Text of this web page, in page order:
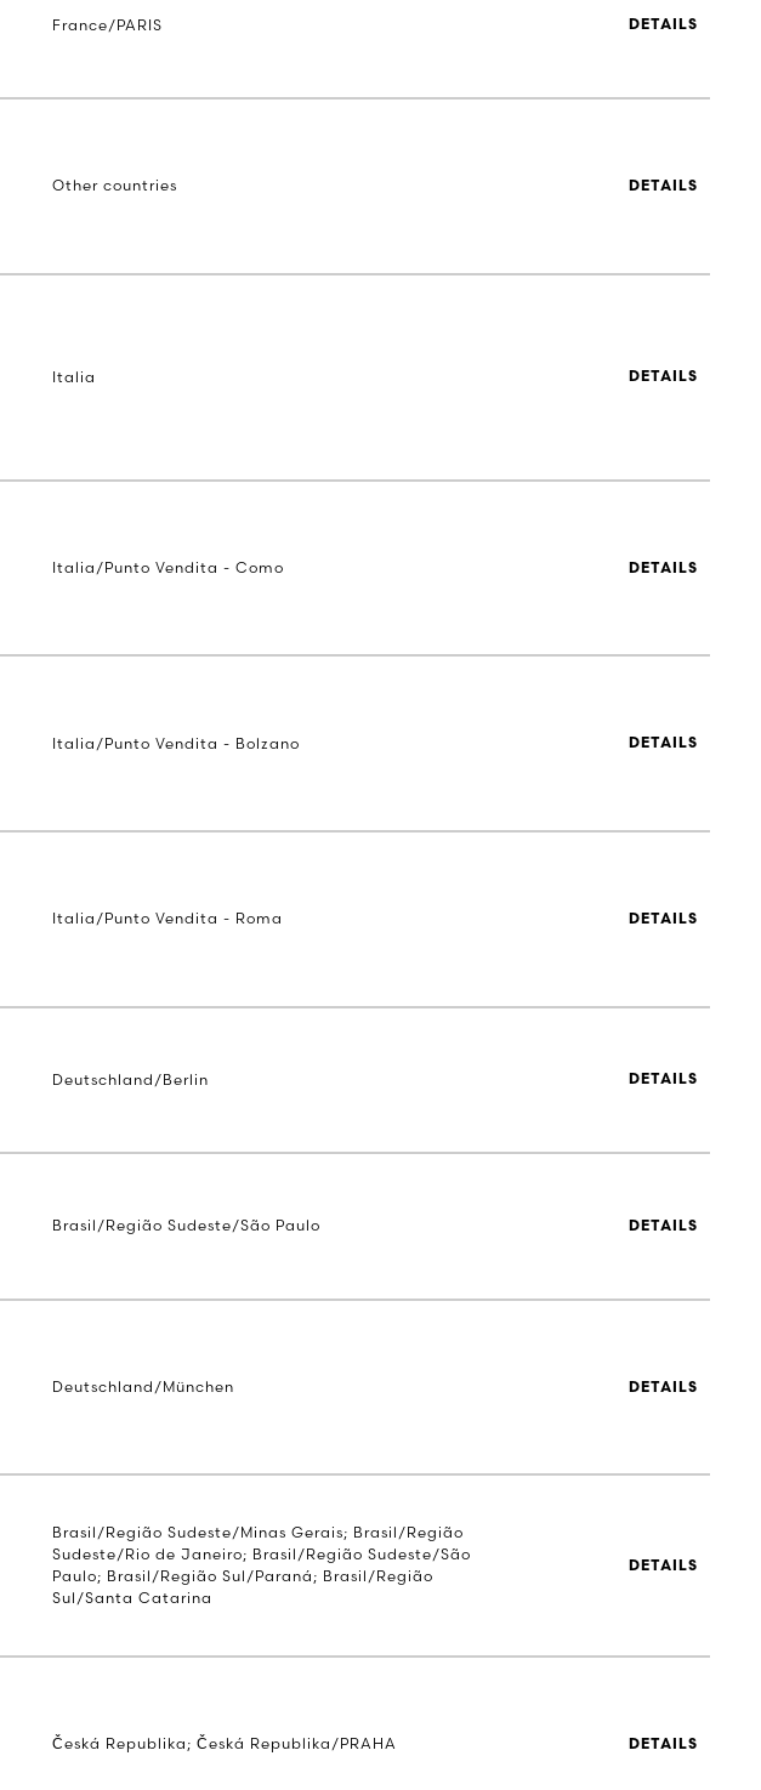
France/PARIS DETAILS
Other countries DETAILS
Italia DETAILS
Italia/Punto Vendita - Como DETAILS
Italia/Punto Vendita - Bolzano DETAILS
Italia/Punto Vendita - Roma DETAILS
Deutschland/Berlin DETAILS
Brasil/Região Sudeste/São Paulo DETAILS
Deutschland/München DETAILS
Brasil/Região Sudeste/Minas Gerais; Brasil/Região
Sudeste/Rio de Janeiro; Brasil/Região Sudeste/São
Paulo; Brasil/Região Sul/Paraná; Brasil/Região
Sul/Santa Catarina
DETAILS
Česká Republika; Česká Republika/PRAHA DETAILS